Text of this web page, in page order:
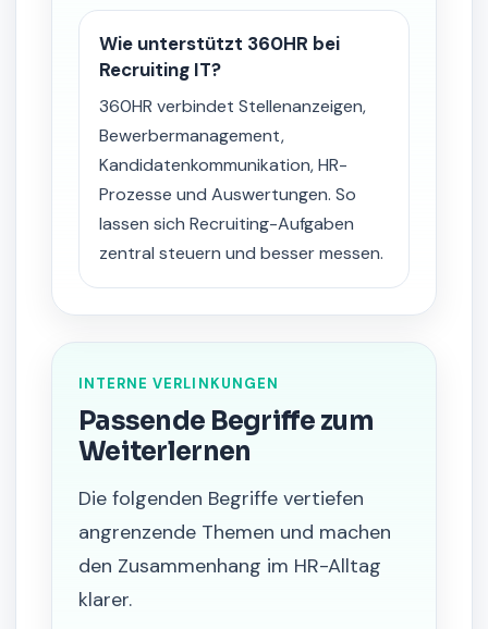
Wie unterstützt 360HR bei
Recruiting IT?
360HR verbindet Stellenanzeigen,
Bewerbermanagement,
Kandidatenkommunikation, HR-
Prozesse und Auswertungen. So
lassen sich Recruiting-Aufgaben
zentral steuern und besser messen.
INTERNE VERLINKUNGEN
Passende Begriffe zum
Weiterlernen
Die folgenden Begriffe vertiefen
angrenzende Themen und machen
den Zusammenhang im HR-Alltag
klarer.